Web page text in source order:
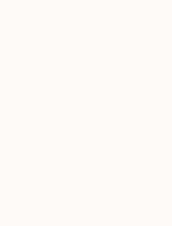
donne
des grains
de